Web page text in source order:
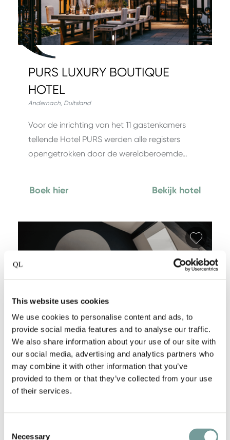
This website uses cookies
We use cookies to personalise content and ads, to
provide social media features and to analyse our traffic.
We also share information about your use of our site with
our social media, advertising and analytics partners who
may combine it with other information that you’ve
provided to them or that they’ve collected from your use
of their services.
Necessary
PURS LUXURY BOUTIQUE
HOTEL
Andernach, Duitsland
Voor de inrichting van het 11 gastenkamers
tellende Hotel PURS werden alle registers
opengetrokken door de wereldberoemde…
Boek hier Bekijk hotel
THE NOX HOTEL
Utrecht,Nederland